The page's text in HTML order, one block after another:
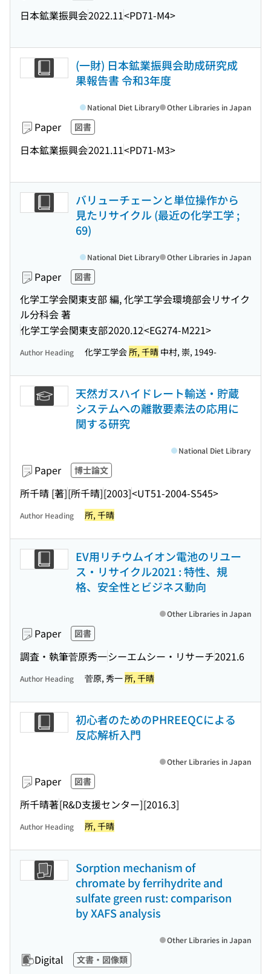
日本鉱業振興会2022.11<PD71-M4>
(一財) 日本鉱業振興会助成研究成
果報告書 令和3年度
Paper 図書
日本鉱業振興会2021.11<PD71-M3>
National Diet Library Other Libraries in Japan
バリューチェーンと単位操作から
見たリサイクル (最近の化学工学 ;
69)
Paper 図書
化学工学会関東支部 編, 化学工学会環境部会リサイク
ル分科会 著
化学工学会関東支部2020.12<EG274-M221>
National Diet Library Other Libraries in Japan
Author Heading 化学工学会所, 千晴 中村, 崇, 1949-
天然ガスハイドレート輸送・貯蔵
システムへの離散要素法の応用に
関する研究
Paper 博士論文
所千晴 [著][所千晴][2003]<UT51-2004-S545>
National Diet Library
Author Heading 所, 千晴
EV用リチウムイオン電池のリユー
ス・リサイクル2021 : 特性、規
格、安全性とビジネス動向
Paper 図書
調査・執筆菅原秀一シーエムシー・リサーチ2021.6
Other Libraries in Japan
Author Heading 菅原, 秀一所, 千晴
初心者のためのPHREEQCによる
反応解析入門
Paper 図書
所千晴著[R&D支援センター][2016.3]
Other Libraries in Japan
Author Heading 所, 千晴
Sorption mechanism of
chromate by ferrihydrite and
sulfate green rust: comparison
by XAFS analysis
Digital 文書・図像類
Other Libraries in Japan